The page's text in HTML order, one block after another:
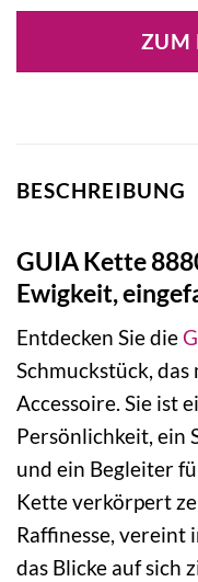
ZUM
BESCHREIBUNG
GUIA Kette
Ewigkeit,
Entdecken Sie die
Schmuckstück,
Accessoire. Sie ist
Persönlichkeit, ein
und ein Begleiter
Kette verkörpert
Raffinesse, vereint
das Blicke auf sich